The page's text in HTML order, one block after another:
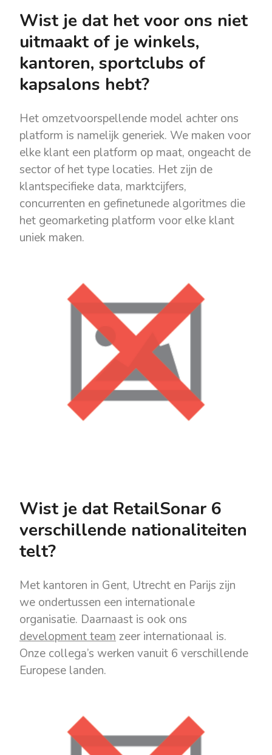
Wist je dat het voor ons niet
uitmaakt of je winkels,
kantoren, sportclubs of
kapsalons hebt?
Het omzetvoorspellende model achter ons
platform is namelijk generiek. We maken voor
elke klant een platform op maat, ongeacht de
sector of het type locaties. Het zijn de
klantspecifieke data, marktcijfers,
concurrenten en gefinetunede algoritmes die
het geomarketing platform voor elke klant
uniek maken.
Wist je dat RetailSonar 6
verschillende nationaliteiten
telt?
Met kantoren in Gent, Utrecht en Parijs zijn
we ondertussen een internationale
organisatie. Daarnaast is ook ons
development teamzeer internationaal is.
Onze collega’s werken vanuit 6 verschillende
Europese landen.